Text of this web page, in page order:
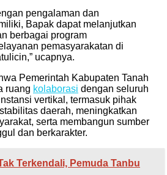
pengalaman dan
Bapak dapat melanjutkan
berbagai program
pemasyarakatan di
ucapnya.
Pemerintah Kabupaten Tanah
ruang kolaborasi dengan seluruh
vertikal, termasuk pihak
daerah, meningkatkan
serta membangun sumber
dan berkarakter.
Terkendali, Pemuda Tanbu